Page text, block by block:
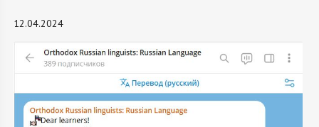
12.04.2024